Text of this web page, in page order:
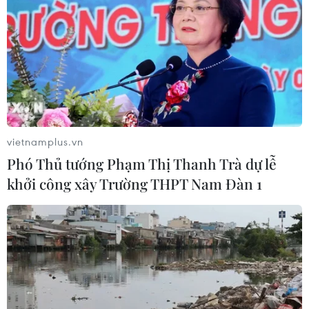
hiến máu và ủng hộ các hoạt động hiến máu
tình nguyện, tạo nét đẹp văn hóa, nhân văn
trong xã hội.
Cán bộ, công chức, viên chức Ủy ban Trung ương MTTQ Việt
Nam tham gia hiến máu. (Ảnh: Dương Giang/TTXVN)
vietnamplus.vn
Phó Thủ tướng Phạm Thị Thanh Trà dự lễ
khởi công xây Trường THPT Nam Đàn 1